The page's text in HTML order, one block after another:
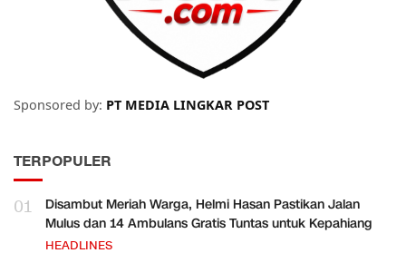
Sponsored by: PT MEDIA LINGKAR POST
TERPOPULER
01
Disambut Meriah Warga, Helmi Hasan Pastikan Jalan
Mulus dan 14 Ambulans Gratis Tuntas untuk Kepahiang
HEADLINES